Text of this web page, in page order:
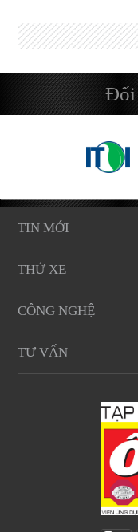
Đối
TIN MỚI
THỬ XE
CÔNG NGHỆ
TƯ VẤN